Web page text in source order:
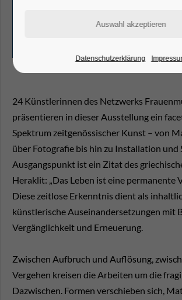
24 Künstlerinnen des Netzwerks
präsentieren in dieser Ausstellung ein
Spektrum zeitgenössischer Kunst – von
über Fotografie bis hin zu Installation und
Ausgangspunkt ist ein Zitat des
Heraklit: „Das Leben ist eine permanente
Diese zeitlose Erkenntnis dient als
künstlerische Auseinandersetzungen mit
Vergänglichkeit und Erneuerung.
Zwischen Aufbruch und Auflösung,
Vergehen kreisen die Arbeiten um die
Dazwischen. Formen verschieben sich,
Datenschutzerklärung